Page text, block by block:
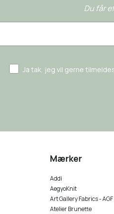
Du får
Ja tak, jeg vil gerne
Mærker
Addi
AegyoKnit
Art Gallery Fabrics - AGF
Atelier Brunette